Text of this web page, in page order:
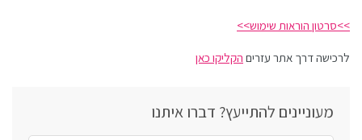
>>סרטון הוראות שימוש>>
לרכישה דרך אתר עזרים הקליקו כאן
מעוניינים להתייעץ? דברו איתנו